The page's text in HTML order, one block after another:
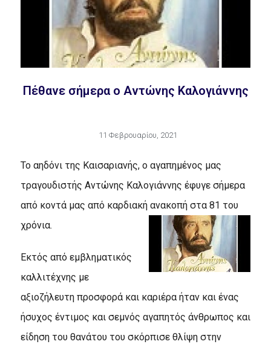
Πέθανε σήμερα ο Αντώνης Καλογιάννης
11 Φεβρουαρίου, 2021
Το αηδόνι της Καισαριανής, ο αγαπημένος μας
τραγουδιστής Αντώνης Καλογιάννης έφυγε σήμερα
από κοντά μας από καρδιακή ανακοπή στα 81 του
χρόνια.
Εκτός από εμβληματικός
καλλιτέχνης με
αξιοζήλευτη προσφορά και καριέρα ήταν και ένας
ήσυχος έντιμος και σεμνός αγαπητός άνθρωπος και
είδηση του θανάτου του σκόρπισε θλίψη στην